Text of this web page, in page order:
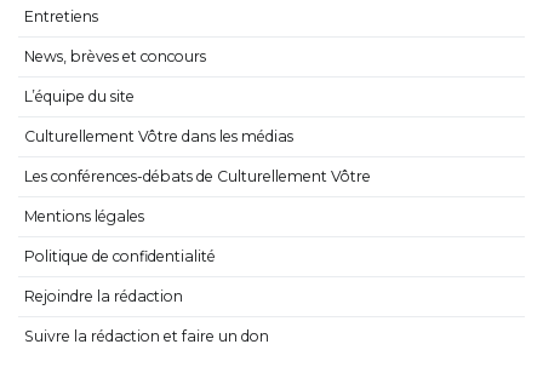
Entretiens
News, brèves et concours
L’équipe du site
Culturellement Vôtre dans les médias
Les conférences-débats de Culturellement Vôtre
Mentions légales
Politique de confidentialité
Rejoindre la rédaction
Suivre la rédaction et faire un don